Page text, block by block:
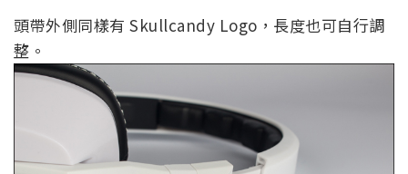
頭帶外側同樣有 Skullcandy Logo，長度也可自行調
整。